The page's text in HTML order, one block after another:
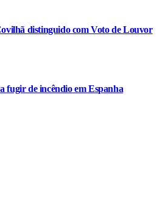
distinguido com Voto de Louvor
fugir de incêndio em Espanha